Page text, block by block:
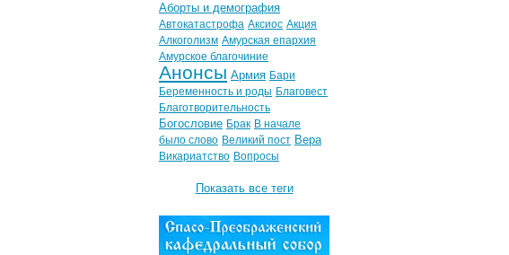
Аборты и демография
Автокатастрофа Аксиос Акция
Алкоголизм Амурская епархия
Амурское благочиние
Анонсы Армия Бари
Беременность и роды Благовест
Благотворительность
Богословие Брак В начале
было слово Великий пост Вера
Викариатство Вопросы
Показать все теги